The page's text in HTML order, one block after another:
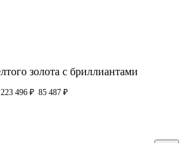
золота с бриллиантами
223 496 ₽ 85 487 ₽